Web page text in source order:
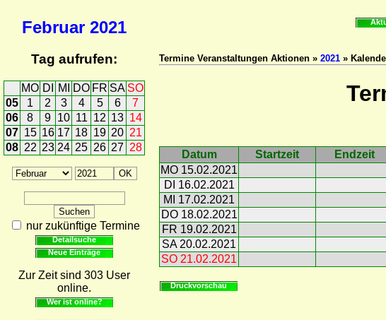
Februar 2021
Tag aufrufen:
MO DI MI DO FR SA SO
05
1 2 3 4 5 6
7
06
8 9 10 11 12 13 14
07 15 16 17 18 19 20 21
08 22 23 24 25 26 27 28
nur zukünftige Termine
Detailsuche
Neue Einträge
Zur Zeit sind 303 User
online.
Wer ist online?
Termine Veranstaltungen Aktionen » 2021 »
Datum Startzeit Endzeit
MO 15.02.2021
DI 16.02.2021
MI 17.02.2021
DO 18.02.2021
FR 19.02.2021
SA 20.02.2021
SO 21.02.2021
Druckvorschau